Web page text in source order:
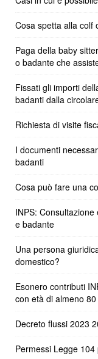
Cosa spetta alla colf
Paga della baby
o badante che
Fissati gli importi
badanti dalla
Richiesta di visite
I documenti
badanti
Cosa può fare una
INPS:
e badante
Una persona
domestico?
Esonero contributi
con età di almeno
Decreto flussi 2023
Permessi Legge